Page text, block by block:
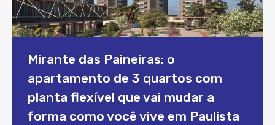
Mirante das Paineiras: o
apartamento de 3 quartos com
planta flexível que vai mudar a
forma como você vive em Paulista